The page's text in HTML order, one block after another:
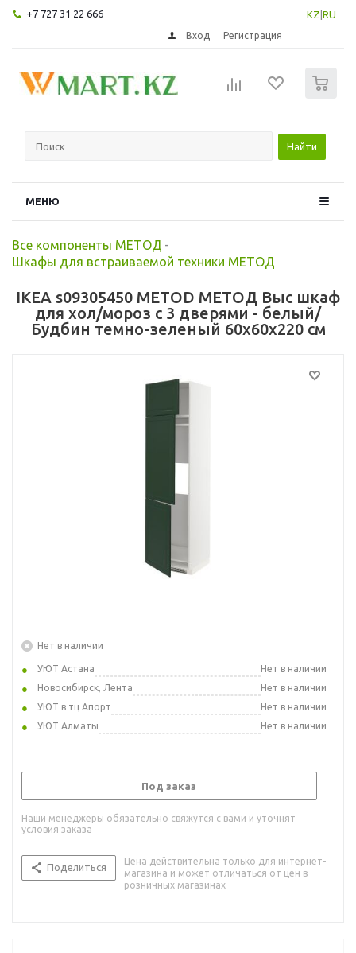
+7 727 31 22 666 KZ RU
Вход Регистрация
Найти
МЕНЮ
Все компоненты МЕТОД -
Шкафы для встраиваемой техники МЕТОД
IKEA s09305450 METOD МЕТОД Выс шкаф
для хол/мороз с 3 дверями - белый/
Будбин темно-зеленый 60x60x220 см
Нет в наличии
УЮТ Астана
Нет в наличии
Новосибирск, Лента
Нет в наличии
УЮТ в тц Апорт
Нет в наличии
УЮТ Алматы
Нет в наличии
Под заказ
Наши менеджеры обязательно свяжутся с вами и уточнят
условия заказа
Поделиться
Цена действительна только для интернет-
магазина и может отличаться от цен в
розничных магазинах